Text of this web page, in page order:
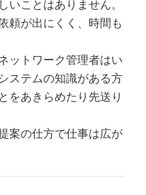
いことはありません。
頼が出にくく、時間も
ットワーク管理者はい
ステムの知識がある方
をあきらめたり先送り
案の仕方で仕事は広が